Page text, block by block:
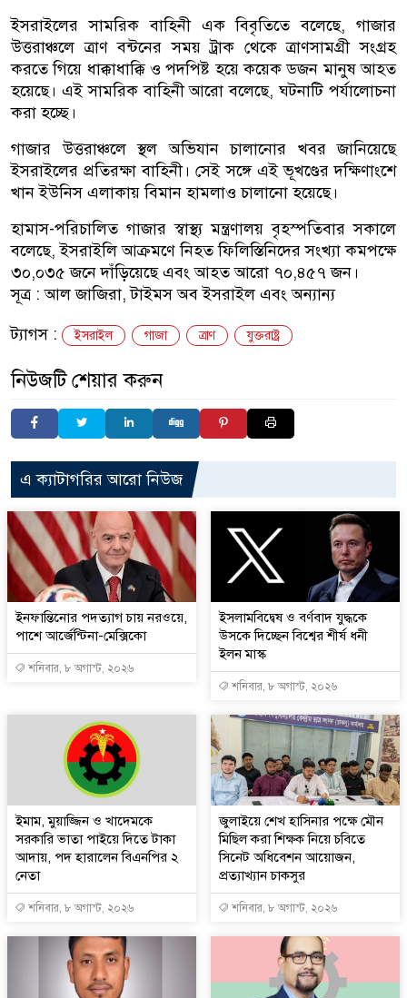
ইসরাইলের সামরিক বাহিনী এক বিবৃতিতে বলেছে, গাজার
উত্তরাঞ্চলে ত্রাণ বন্টনের সময় ট্রাক থেকে ত্রাণসামগ্রী সংগ্রহ
করতে গিয়ে ধাক্কাধাক্কি ও পদপিষ্ট হয়ে কয়েক ডজন মানুষ আহত
হয়েছে। এই সামরিক বাহিনী আরো বলেছে, ঘটনাটি পর্যালোচনা
করা হচ্ছে।
গাজার উত্তরাঞ্চলে স্থল অভিযান চালানোর খবর জানিয়েছে
ইসরাইলের প্রতিরক্ষা বাহিনী। সেই সঙ্গে এই ভূখণ্ডের দক্ষিণাংশে
খান ইউনিস এলাকায় বিমান হামলাও চালানো হয়েছে।
হামাস-পরিচালিত গাজার স্বাস্থ্য মন্ত্রণালয় বৃহস্পতিবার সকালে
বলেছে, ইসরাইলি আক্রমণে নিহত ফিলিস্তিনিদের সংখ্যা কমপক্ষে
৩০,০৩৫ জনে দাঁড়িয়েছে এবং আহত আরো ৭০,৪৫৭ জন।
সূত্র : আল জাজিরা, টাইমস অব ইসরাইল এবং অন্যান্য
ট্যাগস :
ইসরাইল গাজা ত্রাণ যুক্তরাষ্ট্র
নিউজটি শেয়ার করুন
এ ক্যাটাগরির আরো নিউজ
ইনফান্তিনোর পদত্যাগ চায় নরওয়ে,
পাশে আর্জেন্টিনা-মেক্সিকো
শনিবার, ৮ অগাস্ট, ২০২৬
ইসলামবিদ্বেষ ও বর্ণবাদ যুদ্ধকে
উসকে দিচ্ছেন বিশ্বের শীর্ষ ধনী
ইলন মাস্ক
শনিবার, ৮ অগাস্ট, ২০২৬
ইমাম, মুয়াজ্জিন ও খাদেমকে
সরকারি ভাতা পাইয়ে দিতে টাকা
আদায়, পদ হারালেন বিএনপির ২
নেতা
শনিবার, ৮ অগাস্ট, ২০২৬
জুলাইয়ে শেখ হাসিনার পক্ষে মৌন
মিছিল করা শিক্ষক নিয়ে চবিতে
সিনেট অধিবেশন আয়োজন,
প্রত্যাখ্যান চাকসুর
শনিবার, ৮ অগাস্ট, ২০২৬